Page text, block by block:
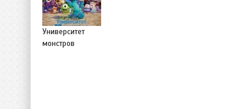
Университет
монстров